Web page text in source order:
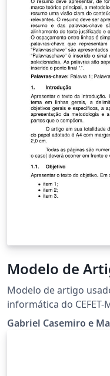
Modelo de
Modelo de artigo
informática do
instruções a respeito
Gabriel Casemiro e